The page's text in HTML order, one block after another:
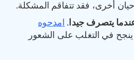
أخرى، فقد تتفاقم المشكلة.
عندما يتصرف جيدا. امدحوه
في التغلب على الشعور